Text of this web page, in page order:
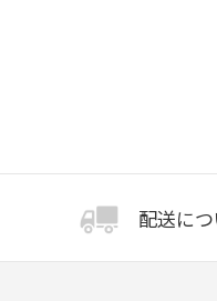
配送に